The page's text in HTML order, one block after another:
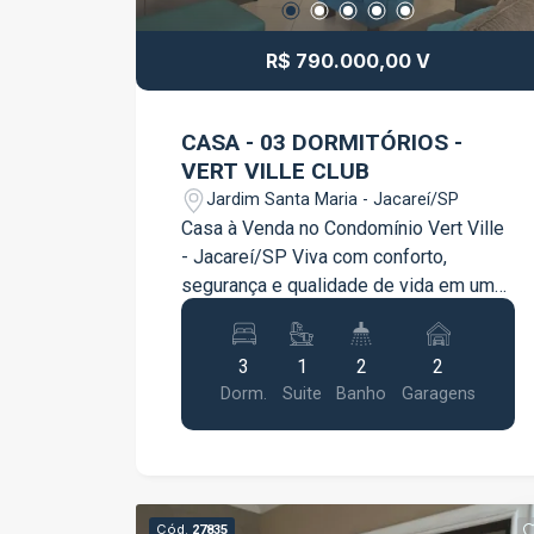
comodidade para clientes e
conheça este excelente espaço
R$ 790.000,00 V
CASA - 03 DORMITÓRIOS -
VERT VILLE CLUB
Jardim Santa Maria - Jacareí/SP
Casa à Venda no Condomínio Vert Ville
- Jacareí/SP Viva com conforto,
segurança e qualidade de vida em um
dos condomínios mais desejados de
Jacareí! Esta excelente residência foi
projetada para oferecer ambientes
amplos, funcionais e perfeitos para
toda a família. Características do
Cozinha planejada, moderna e funcional
3
Dorm.
1
Suite
2
Banho
2
Garagens
Cód. 27835